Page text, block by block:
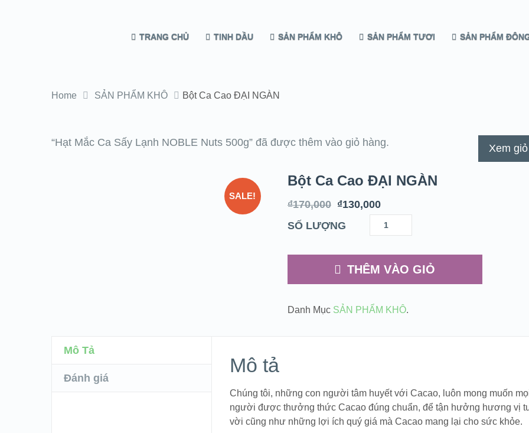
TRANG CHỦ TINH DẦU SẢN PHẨM KHÔ SẢN PHẨM TƯƠI SẢN PHẨM
Home SẢN PHẨM KHÔ Bột Ca Cao ĐẠI NGÀN
Xem
“Hạt Mắc Ca Sấy Lạnh NOBLE Nuts 500g” đã được thêm vào giỏ hàng.
SALE!
Bột Ca Cao ĐẠI NGÀN
₫170,000 ₫130,000
SỐ LƯỢNG
THÊM VÀO GIỎ
Danh Mục SẢN PHẨM KHÔ.
Mô Tả
Đánh giá
Mô tả
Chúng tôi, những con người tâm huyết với Cacao, luôn mong muốn
người được thưởng thức Cacao đúng chuẩn, để tận hưởng hương vị
vời cũng như những lợi ích quý giá mà Cacao mang lại cho sức khỏe.